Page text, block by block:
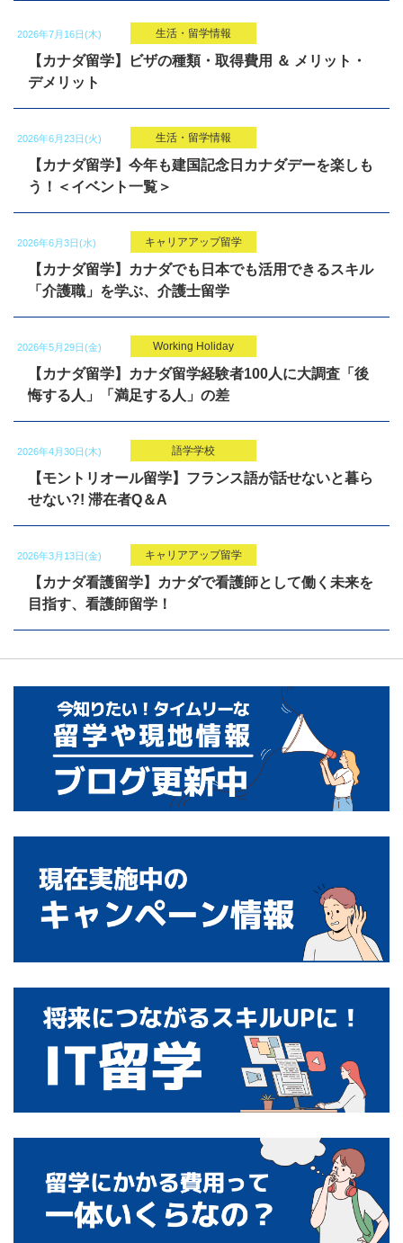
2026年7月16日(木) 生活・留学情報
【カナダ留学】ビザの種類・取得費用 ＆ メリット・
デメリット
2026年6月23日(火) 生活・留学情報
【カナダ留学】今年も建国記念日カナダデーを楽しも
う！＜イベント一覧＞
2026年6月3日(水) キャリアアップ留学
【カナダ留学】カナダでも日本でも活用できるスキル
「介護職」を学ぶ、介護士留学
2026年5月29日(金) Working Holiday
【カナダ留学】カナダ留学経験者100人に大調査「後
悔する人」「満足する人」の差
2026年4月30日(木) 語学学校
【モントリオール留学】フランス語が話せないと暮ら
せない?! 滞在者Q＆A
2026年3月13日(金) キャリアアップ留学
【カナダ看護留学】カナダで看護師として働く未来を
目指す、看護師留学！